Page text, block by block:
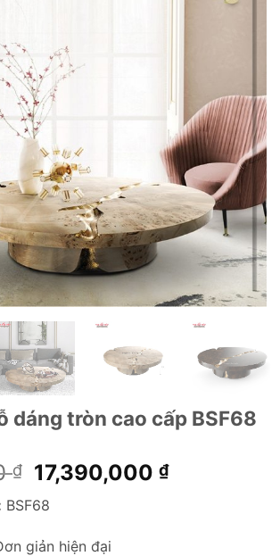
dáng tròn cao cấp BSF68
₫
Giá
gốc
là:
18,869,000 ₫.
17,390,000₫Giá
BSF68
giản hiện đại